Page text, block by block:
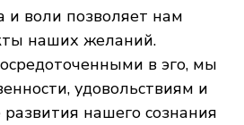
и воли позволяет нам
наших желаний.
в эго, мы
удовольствиям и
нашего сознания